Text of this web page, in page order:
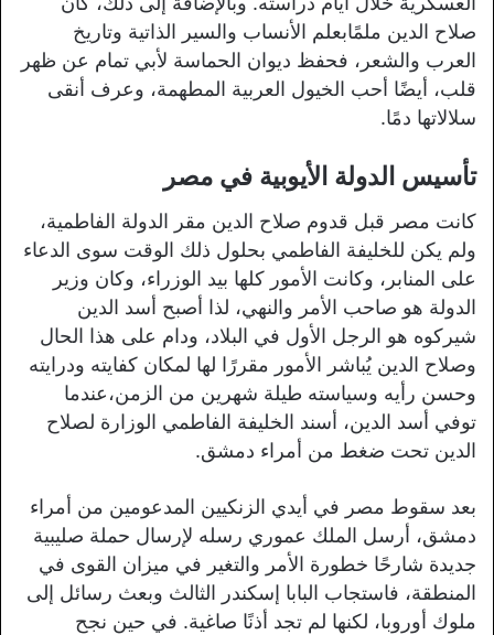
صلاح الدين ملمًابعلم الأنساب والسير الذاتية وتاريخ
العرب والشعر، فحفظ ديوان الحماسة لأبي تمام عن ظهر
قلب، أيضًا أحب الخيول العربية المطهمة، وعرف أنقى
سلالاتها دمًا.
تأسيس الدولة الأيوبية في مصر
كانت مصر قبل قدوم صلاح الدين مقر الدولة الفاطمية،
ولم يكن للخليفة الفاطمي بحلول ذلك الوقت سوى الدعاء
على المنابر، وكانت الأمور كلها بيد الوزراء، وكان وزير
الدولة هو صاحب الأمر والنهي، لذا أصبح أسد الدين
شيركوه هو الرجل الأول في البلاد، ودام على هذا الحال
وصلاح الدين يُباشر الأمور مقررًا لها لمكان كفايته ودرايته
وحسن رأيه وسياسته طيلة شهرين من الزمن،عندما
توفي أسد الدين، أسند الخليفة الفاطمي الوزارة لصلاح
الدين تحت ضغط من أمراء دمشق.
بعد سقوط مصر في أيدي الزنكيين المدعومين من أمراء
دمشق، أرسل الملك عموري رسله لإرسال حملة صليبية
جديدة شارحًا خطورة الأمر والتغير في ميزان القوى في
المنطقة، فاستجاب البابا إسكندر الثالث وبعث رسائل إلى
ملوك أوروبا، لكنها لم تجد أذنًا صاغية. في حين نجح